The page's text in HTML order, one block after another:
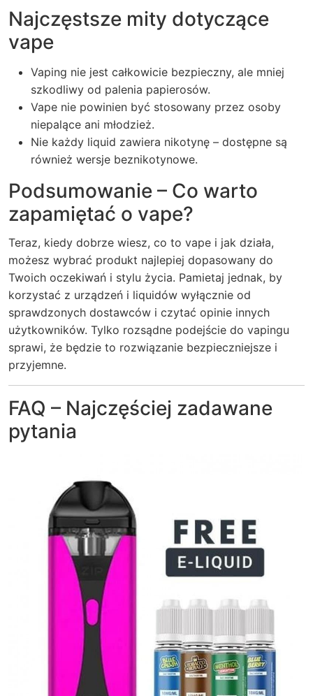
Najczęstsze mity dotyczące
vape
Vaping nie jest całkowicie bezpieczny, ale mniej
szkodliwy od palenia papierosów.
Vape nie powinien być stosowany przez osoby
niepalące ani młodzież.
Nie każdy liquid zawiera nikotynę – dostępne są
również wersje beznikotynowe.
Podsumowanie – Co warto
zapamiętać o vape?
Teraz, kiedy dobrze wiesz, co to vape i jak działa,
możesz wybrać produkt najlepiej dopasowany do
Twoich oczekiwań i stylu życia. Pamietaj jednak, by
korzystać z urządzeń i liquidów wyłącznie od
sprawdzonych dostawców i czytać opinie innych
użytkowników. Tylko rozsądne podejście do vapingu
sprawi, że będzie to rozwiązanie bezpieczniejsze i
przyjemne.
FAQ – Najczęściej zadawane
pytania